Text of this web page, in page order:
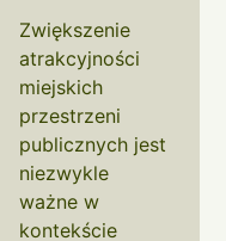
Zwiększenie
atrakcyjności
miejskich
przestrzeni
publicznych jest
niezwykle
ważne w
kontekście